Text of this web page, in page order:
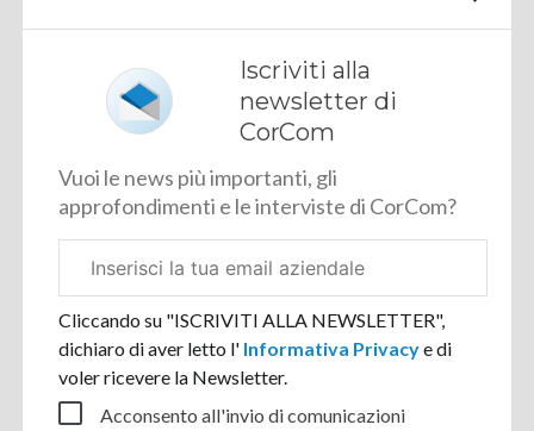
Iscriviti alla
newsletter di
CorCom
Vuoi le news più importanti, gli
approfondimenti e le interviste di CorCom?
aziendale
Cliccando su "ISCRIVITI ALLA NEWSLETTER",
dichiaro di aver letto l' Informativa Privacye di
voler ricevere la Newsletter.
Acconsento all'invio di comunicazioni